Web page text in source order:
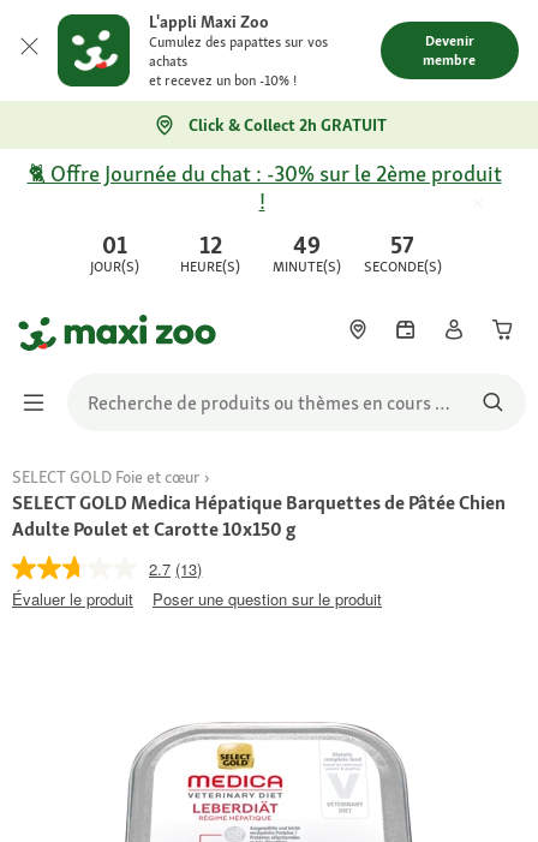
L'appli Maxi Zoo
Cumulez des papattes sur vos
achats
et recevez un bon -10% !
Devenir
membre
Click & Collect 2h GRATUIT
01
JOUR(S)
12
HEURE(S)
49
MINUTE(S)
57
SECONDE(S)
🐈 Offre Journée du chat : -30% sur le 2ème produit
!
SELECT GOLD Foie et cœur
SELECT GOLD Medica Hépatique Barquettes de Pâtée Chien
Adulte Poulet et Carotte 10x150 g
2.7 (13)
Évaluer le produit
Poser une question sur le produit